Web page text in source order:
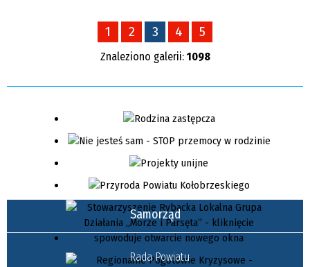
1 2 3 4 5
Znaleziono galerii: 1098
Samorząd
Rada Powiatu